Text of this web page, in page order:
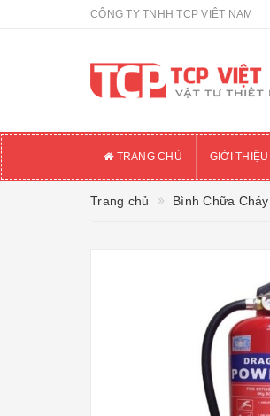
CÔNG TY TNHH TCP VIỆT NAM
TRANG CHỦ GIỚI THIỆU
Trang chủ Bình Chữa Cháy